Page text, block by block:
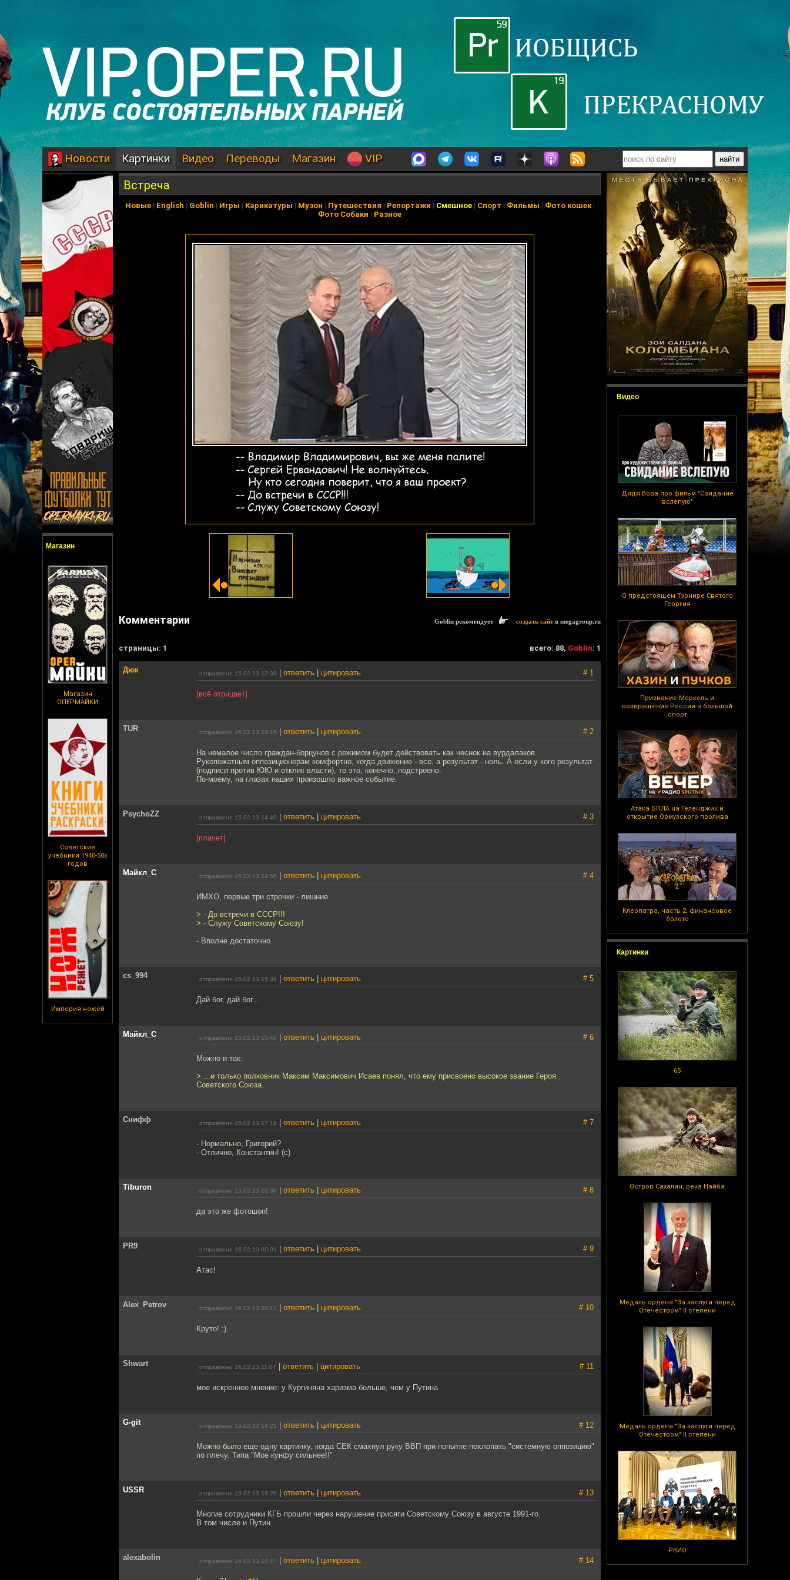
Новости Картинки Видео Переводы Магазин VIP
Магазин
Магазин
ОПЕРМАЙКИ
Советские
учебники 1940-50х
годов
Империя ножей
Видео
Дядя Вова про фильм "Свидание
вслепую"
О предстоящем Турнире Святого
Георгия
Признание Меркель и
возвращение России в большой
спорт
Атака БПЛА на Геленджик и
открытие Ормузского пролива
Клеопатра, часть 2: финансовое
болото
Картинки
65
Остров Сахалин, река Найба
Медаль ордена "За заслуги перед
Отечеством" II степени
Медаль ордена "За заслуги перед
Отечеством" II степени
РВИО
Встреча
Новые| English | Goblin | Игры | Карикатуры | Музон | Путешествия | Репортажи | Смешное| Спорт | Фильмы | Фото кошек|
Фото Собаки | Разное
Комментарии Goblin рекомендует создать сайтв megagroup.ru
cтраницы: 1 всего: 88, Goblin: 1
Дюк отправлено 15.02.13 12:38 ответить цитировать # 1
[всё отрицает]
TUR отправлено 15.02.13 14:15 ответить цитировать # 2
На немалое число граждан-борцунов с режимом будет действовать как чеснок на вурдалаков.
Рукопожатным оппозиционерам комфортно, когда движение - все, а результат - ноль. А если у кого результат
(подписи против ЮЮ и отклик власти), то это, конечно, подстроено.
По-моему, на глазах наших произошло важное событие.
PsychoZZ отправлено 15.02.13 14:49 ответить цитировать # 3
[плачет]
Майкл_С отправлено 15.02.13 14:55 ответить цитировать # 4
ИМХО, первые три строчки - лишние.
> - До встречи в СССР!!!
> - Служу Советскому Союзу!
- Вполне достаточно.
cs_994 отправлено 15.02.13 15:39 ответить цитировать # 5
Дай бог, дай бог...
Майкл_С отправлено 15.02.13 15:40 ответить цитировать # 6
Можно и так:
> ...и только полковник Максим Максимович Исаев понял, что ему присвоено высокое звание Героя
Советского Союза.
Снифф отправлено 15.02.13 17:18 ответить цитировать # 7
- Нормально, Григорий?
- Отлично, Константин! (с)
Tiburon отправлено 15.02.13 20:38 ответить цитировать # 8
да это же фотошоп!
PR9 отправлено 16.02.13 00:01 ответить цитировать # 9
Атас!
Alex_Petrov отправлено 16.02.13 00:13 ответить цитировать # 10
Круто! :)
Shwart отправлено 16.02.13 11:07 ответить цитировать # 11
мое искреннее мнение: у Кургиняна харизма больше, чем у Путина
G-git отправлено 16.02.13 14:21 ответить цитировать # 12
Можно было еще одну картинку, когда СЕК смахнул руку ВВП при попытке похлопать "системную оппозицию"
по плечу. Типа "Мое кунфу сильнее!!"
USSR отправлено 16.02.13 18:28 ответить цитировать # 13
Многие сотрудники КГБ прошли через нарушение присяги Советскому Союзу в августе 1991-го.
В том числе и Путин.
alexabolin отправлено 16.02.13 18:47 ответить цитировать # 14